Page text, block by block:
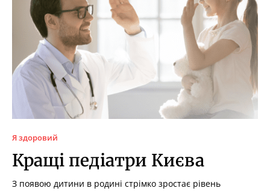
Я здоровий
Кращі педіатри Києва
З появою дитини в родині стрімко зростає рівень